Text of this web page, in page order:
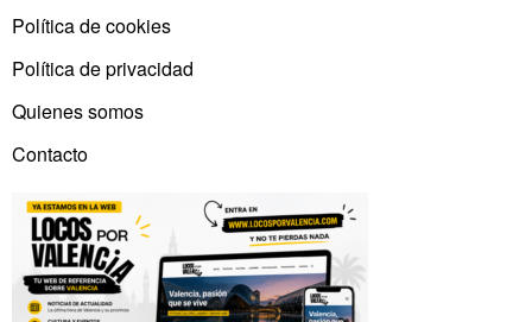
Política de cookies
Política de privacidad
Quienes somos
Contacto